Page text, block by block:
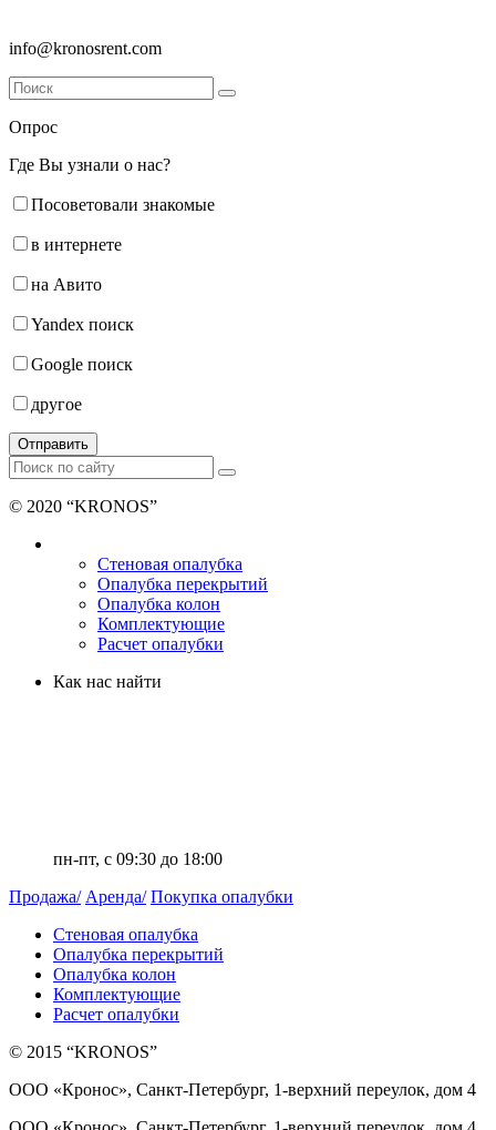
info@kronosrent.com
Опрос
Где Вы узнали о нас?
Посоветовали знакомые
в интернете
на Авито
Yandex поиск
Google поиск
другое
Отправить
© 2020 “KRONOS”
Стеновая опалубка
Опалубка перекрытий
Опалубка колон
Комплектующие
Расчет опалубки
Как нас найти
пн-пт, c 09:30 до 18:00
Продажа/ Аренда/ Покупка опалубки
Стеновая опалубка
Опалубка перекрытий
Опалубка колон
Комплектующие
Расчет опалубки
© 2015 “KRONOS”
ООО «Кронос», Санкт-Петербург, 1-верхний переулок, дом 4